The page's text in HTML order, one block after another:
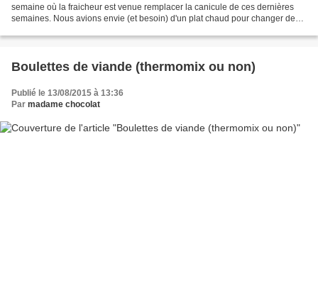
semaine où la fraicheur est venue remplacer la canicule de ces dernières
semaines. Nous avions envie (et besoin) d'un plat chaud pour changer des
Boulettes de viande (thermomix ou non)
Publié le 13/08/2015 à 13:36
Par madame chocolat